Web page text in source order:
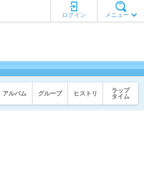
メニュー
ログイン
アルバム グループ ヒストリ
ラップ
タイム